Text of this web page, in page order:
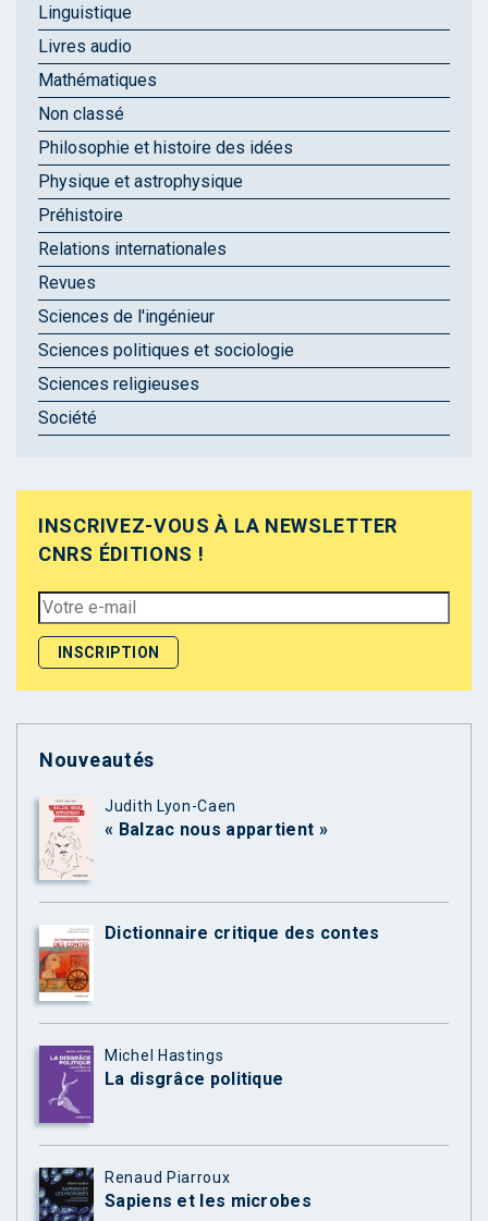
Linguistique
Livres audio
Mathématiques
Non classé
Philosophie et histoire des idées
Physique et astrophysique
Préhistoire
Relations internationales
Revues
Sciences de l'ingénieur
Sciences politiques et sociologie
Sciences religieuses
Société
INSCRIVEZ-VOUS À LA NEWSLETTER
CNRS ÉDITIONS !
Nouveautés
Judith Lyon-Caen
« Balzac nous appartient »
Dictionnaire critique des contes
Michel Hastings
La disgrâce politique
Renaud Piarroux
Sapiens et les microbes